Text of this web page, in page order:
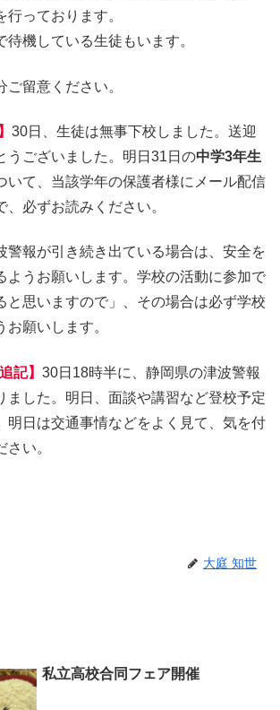
っております。
待機している生徒もいます。
留意ください。
30日、生徒は無事下校しました。送迎
うございました。明日31日の中学3年生
いて、当該学年の保護者様にメール配信
、必ずお読みください。
警報が引き続き出ている場合は、安全を
ようお願いします。学校の活動に参加で
と思いますので」、その場合は必ず学校
願いします。
記】 30日18時半に、静岡県の津波警報
ました。明日、面談や講習など登校予定
明日は交通事情などをよく見て、気を付
い。
大庭 知世
私立高校合同フェア開催